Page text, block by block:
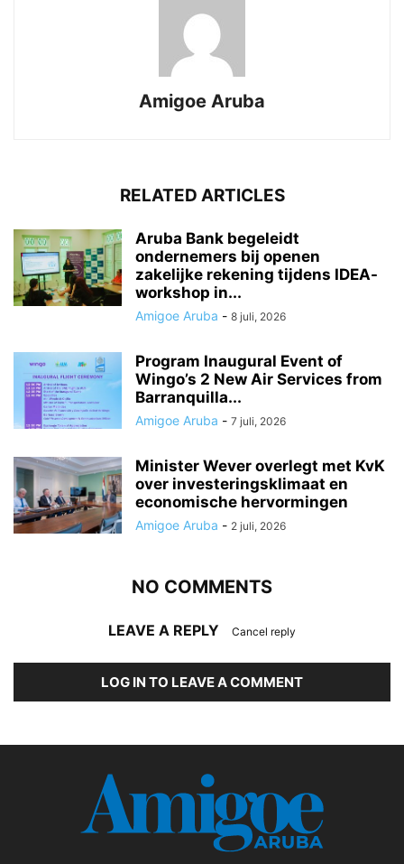
Amigoe Aruba
RELATED ARTICLES
Aruba Bank begeleidt
ondernemers bij openen
zakelijke rekening tijdens IDEA-
workshop in...
Amigoe Aruba - 8 juli, 2026
Program Inaugural Event of
Wingo’s 2 New Air Services from
Barranquilla...
Amigoe Aruba - 7 juli, 2026
Minister Wever overlegt met KvK
over investeringsklimaat en
economische hervormingen
Amigoe Aruba - 2 juli, 2026
NO COMMENTS
LEAVE A REPLY Cancel reply
LOG IN TO LEAVE A COMMENT